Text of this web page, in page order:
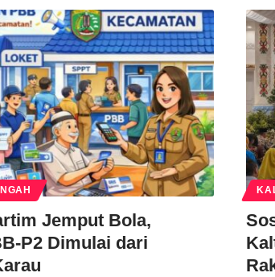
Jemput Bola,
P2 Dimulai dari